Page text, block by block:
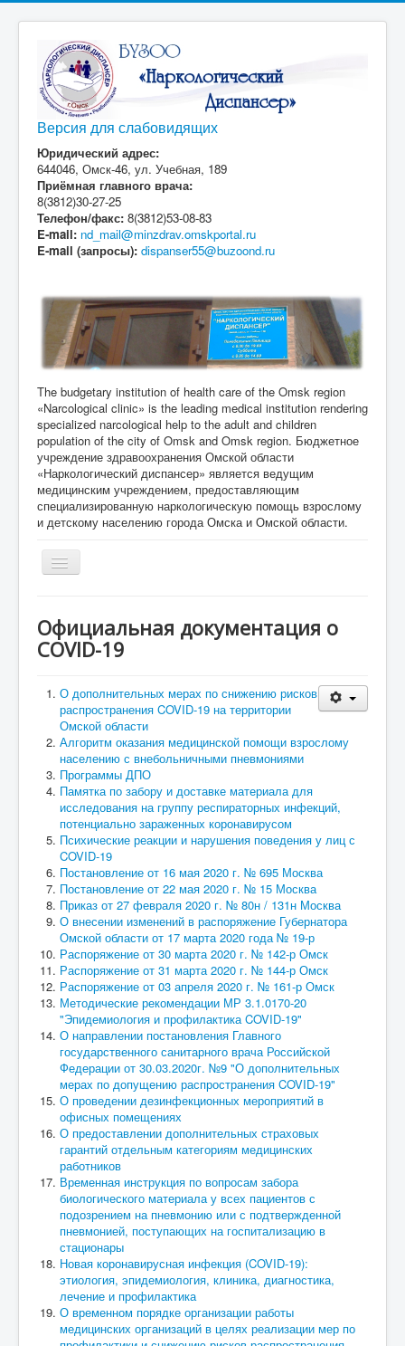
Версия для слабовидящих
Юридический адрес:
644046, Омск-46, ул. Учебная, 189
Приёмная главного врача:
8(3812)30-27-25
Телефон/факс: 8(3812)53-08-83
E-mail: nd_mail@minzdrav.omskportal.ru
E-mail (запросы): dispanser55@buzoond.ru
The budgetary institution of health care of the Omsk region
«Narcological clinic» is the leading medical institution rendering
specialized narcological help to the adult and children
population of the city of Omsk and Omsk region. Бюджетное
учреждение здравоохранения Омской области
«Наркологический диспансер» является ведущим
медицинским учреждением, предоставляющим
специализированную наркологическую помощь взрослому
и детскому населению города Омска и Омской области.
Toggle
Navigation
О Нас
Информация
для
специалистов
Информация
для пациентов
Режим работы
Отзывы
Частые
вопросы
Главная
Информация для специалистов
COVID-19
Официальная документация о
COVID-19
О дополнительных мерах по снижению рисков
распространения COVID-19 на территории
Омской области
Алгоритм оказания медицинской помощи взрослому
населению с внебольничными пневмониями
Программы ДПО
Памятка по забору и доставке материала для
исследования на группу респираторных инфекций,
потенциально зараженных коронавирусом
Психические реакции и нарушения поведения у лиц с
COVID-19
Постановление от 16 мая 2020 г. № 695 Москва
Постановление от 22 мая 2020 г. № 15 Москва
Приказ от 27 февраля 2020 г. № 80н / 131н Москва
О внесении изменений в распоряжение Губернатора
Омской области от 17 марта 2020 года № 19-р
Распоряжение от 30 марта 2020 г. № 142-р Омск
Распоряжение от 31 марта 2020 г. № 144-р Омск
Распоряжение от 03 апреля 2020 г. № 161-р Омск
Методические рекомендации МР 3.1.0170-20
"Эпидемиология и профилактика COVID-19"
О направлении постановления Главного
государственного санитарного врача Российской
Федерации от 30.03.2020г. №9 "О дополнительных
мерах по допущению распространения COVID-19"
О проведении дезинфекционных мероприятий в
офисных помещениях
О предоставлении дополнительных страховых
гарантий отдельным категориям медицинских
работников
Временная инструкция по вопросам забора
биологического материала у всех пациентов с
подозрением на пневмонию или с подтвержденной
пневмонией, поступающих на госпитализацию в
стационары
Новая коронавирусная инфекция (COVID-19):
этиология, эпидемиология, клиника, диагностика,
лечение и профилактика
О временном порядке организации работы
медицинских организаций в целях реализации мер по